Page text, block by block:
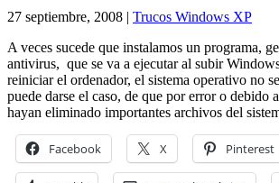
27 septiembre, 2008 | Trucos Windows XP
A veces sucede que instalamos un programa,
antivirus, que se va a ejecutar al subir
reiniciar el ordenador, el sistema operativo no
puede darse el caso, de que por error o debido
hayan eliminado importantes archivos del
Facebook X Pinterest